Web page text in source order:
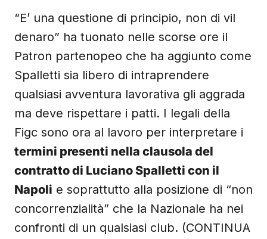
“E’ una questione di principio, non di vil
denaro” ha tuonato nelle scorse ore il
Patron partenopeo che ha aggiunto come
Spalletti sia libero di intraprendere
qualsiasi avventura lavorativa gli aggrada
ma deve rispettare i patti. I legali della
Figc sono ora al lavoro per interpretare i
termini presenti nella clausola del
contratto di Luciano Spalletti con il
Napoli e soprattutto alla posizione di “non
concorrenzialità” che la Nazionale ha nei
confronti di un qualsiasi club. (CONTINUA